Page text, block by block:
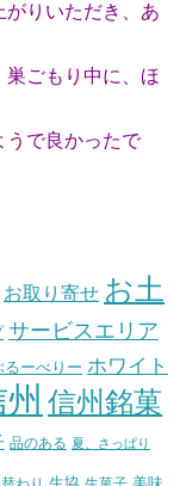
がりいただき、あ
ごもり中に、ほ
で良かったで
お取り寄せ お土
サービスエリア
ーべりー ホワイト
信州銘菓
品のある 夏、さっぱり